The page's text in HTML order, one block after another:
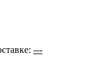
---